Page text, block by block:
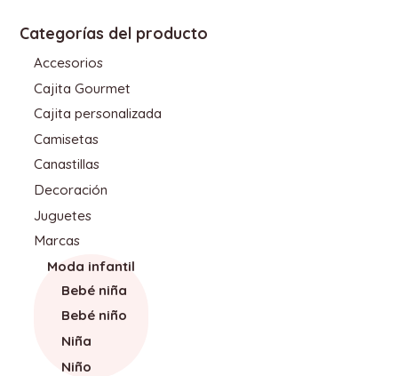
Categorías del producto
Accesorios
Cajita Gourmet
Cajita personalizada
Camisetas
Canastillas
Decoración
Juguetes
Marcas
Moda infantil
Bebé niña
Bebé niño
Niña
Niño